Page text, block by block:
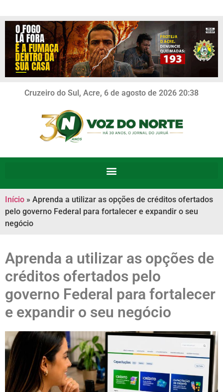
Cruzeiro do Sul, Acre, 6 de agosto de 2026 20:38
Início » Aprenda a utilizar as opções de créditos ofertados
pelo governo Federal para fortalecer e expandir o seu
negócio
Aprenda a utilizar as opções de
créditos ofertados pelo
governo Federal para fortalecer
e expandir o seu negócio